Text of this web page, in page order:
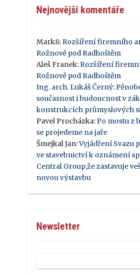
Nejnovější komentáře
Mark8: Rozšíření firemního
Rožnově pod Radhoštěm
Aleš Franek: Rozšíření
Rožnově pod Radhoštěm
Ing. arch. Lukáš Černý:
současnost i budoucnost v
konstrukcích průmyslových
Pavel Procházka: Po mostu z
se projedeme na jaře
Šmejkal Jan:Vyjádření Svazu
ve stavebnictví k oznámení
Central Group,že zastavuje
novou výstavbu
Newsletter